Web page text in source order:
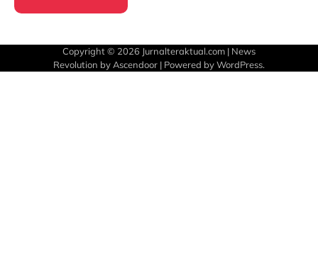
Copyright © 2026 Jurnalteraktual.com | News
Revolution by Ascendoor | Powered byWordPress.